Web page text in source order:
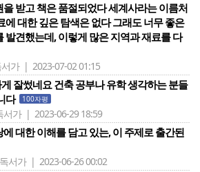
받고 책은 품절되었다 세계사라는 이름처
에 대한 깊은 탐색은 없다 그래도 너무 좋은
발견했는데, 이렇게 많은 지역과 재료를 다
서가 | 2023-07-02 01:15
잘썼네요 건축 공부나 유학 생각하는 분들
다
100자평
서가 | 2023-06-29 18:59
대한 이해를 담고 있는, 이 주제로 출간된
독서가 | 2023-06-26 00:02